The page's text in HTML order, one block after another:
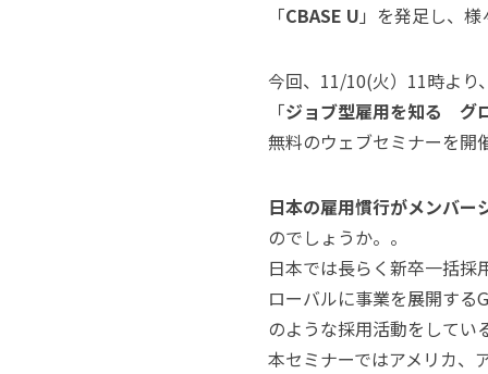
「CBASE U 」を発足し、
今回、11/10(火）11時より
「ジョブ型雇用を知る グ
無料のウェブセミナーを開
日本の雇用慣行がメンバー
のでしょうか。。
日本では長らく新卒一括採
ローバルに事業を展開す
のような採用活動をしてい
本セミナーではアメリカ、